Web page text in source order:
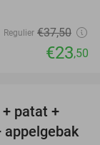
Regulier €37,50
€23,50
23%
patat +